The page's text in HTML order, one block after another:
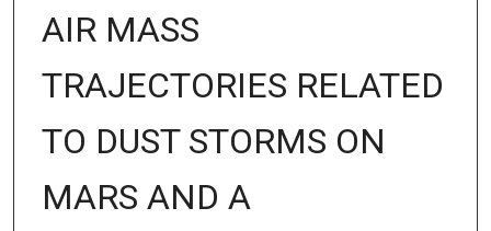
AIR MASS
TRAJECTORIES RELATED
TO DUST STORMS ON
MARS AND A